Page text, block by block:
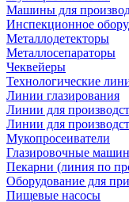
Машины для
Инспекционное
Металлодетекторы
Металлосепараторы
Чеквейеры
Технологические
Линии глазирования
Линии для
Линии для
Мукопросеиватели
Глазировочные
Пекарни (линия по
Оборудование для
Пищевые насосы